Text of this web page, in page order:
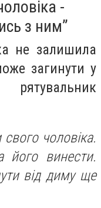
-
з ним”
не залишила
загинути у
чоловіка.
винести.
від диму ще